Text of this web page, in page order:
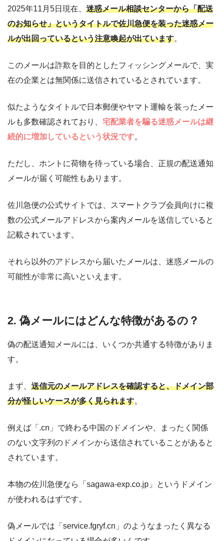
2025年11月5日現在、 迷惑メール相談センターから「配送
のお知らせ」というタイトルで佐川急便を装った迷惑メー
ルが出回っているという注意喚起が出ています。
このメールは詐欺を目的としたフィッシングメールで、実
在の企業とは無関係に送信されているとされています。
似たようなタイトルで日本郵便やヤマト運輸を装ったメー
ルも多数確認されており、 宅配業者を騙る迷惑メールは継
続的に増加しているという状況です。
ただし、ホントに荷物を待っている場合、正規の配送通知
メールが届く可能性もあります。
佐川急便の公式サイトでは、スマートクラブ会員向けに複
数の公式メールアドレスから案内メールを送信していると
記載されています。
それら以外のアドレスから届いたメールは、迷惑メールの
可能性が非常に高いといえます。
2. 偽メールにはどんな特徴があるの？
偽の配送通知メールには、いくつか共通する特徴がありま
す。
まず、 送信元のメールアドレスを確認すると、ドメイン部
分が怪しいケースが多く見られます。
例えば「.cn」で終わる中国のドメインや、まったく関係
のない文字列のドメインから送信されていることがあると
されています。
本物の佐川急便なら「sagawa-exp.co.jp」というドメイン
が使われるはずです。
偽メールでは「service.fgryf.cn」のようなまったく異なる